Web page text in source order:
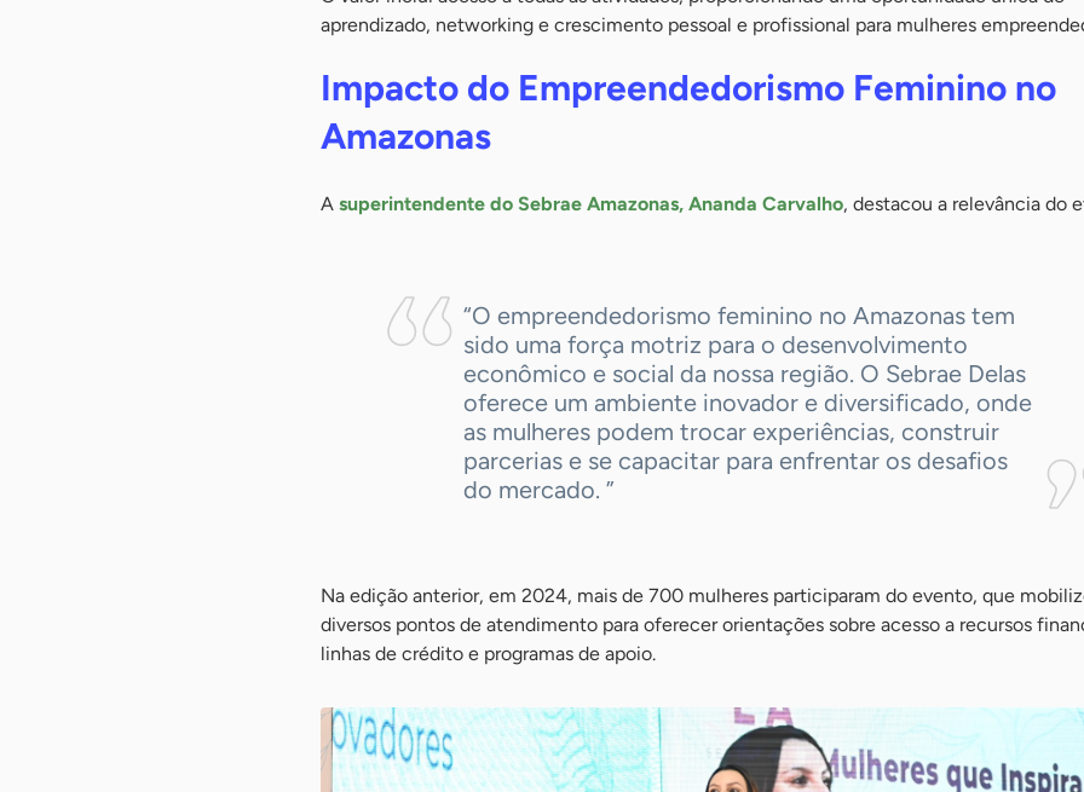
aprendizado, networking e crescimento pessoal e profissional para mulheres
Impacto do Empreendedorismo Feminino no
Amazonas
A superintendente do Sebrae Amazonas, Ananda Carvalho, destacou a relevância do
“O empreendedorismo feminino no Amazonas tem
sido uma força motriz para o desenvolvimento
econômico e social da nossa região. O Sebrae Delas
oferece um ambiente inovador e diversificado, onde
as mulheres podem trocar experiências, construir
parcerias e se capacitar para enfrentar os desafios
do mercado. ”
Na edição anterior, em 2024, mais de 700 mulheres participaram do evento, que
diversos pontos de atendimento para oferecer orientações sobre acesso a recursos
linhas de crédito e programas de apoio.